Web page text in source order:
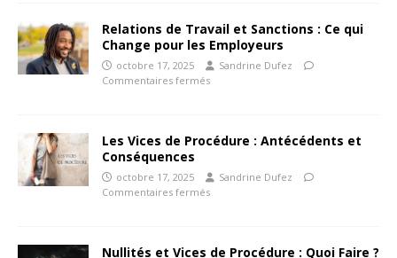
Relations de Travail et Sanctions : Ce qui
Change pour les Employeurs
octobre 17, 2025
Sandrine Dufez
Commentaires fermés
Les Vices de Procédure : Antécédents et
Conséquences
octobre 17, 2025
Sandrine Dufez
Commentaires fermés
Nullités et Vices de Procédure : Quoi Faire ?